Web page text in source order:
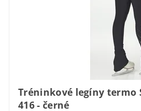
Tréninkové legíny termo
416 - černé